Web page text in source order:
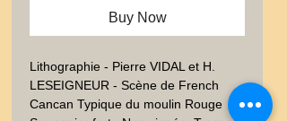
Buy Now
Lithographie - Pierre VIDAL et H.
LESEIGNEUR - Scène de French
Cancan Typique du moulin Rouge